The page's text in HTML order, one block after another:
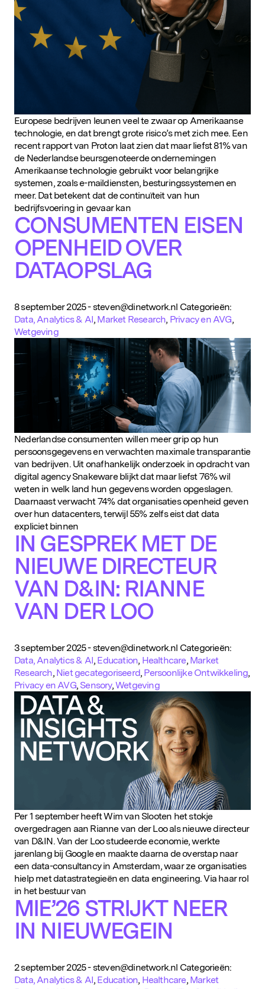
Populaire zoekopdrachten
Europese bedrijven leunen veel te zwaar op Amerikaanse
technologie, en dat brengt grote risico’s met zich mee. Een
recent rapport van Proton laat zien dat maar liefst 81% van
de Nederlandse beursgenoteerde ondernemingen
Amerikaanse technologie gebruikt voor belangrijke
systemen, zoals e-maildiensten, besturingssystemen en
meer. Dat betekent dat de continuïteit van hun
bedrijfsvoering in gevaar kan
CONSUMENTEN EISEN
OPENHEID OVER
DATAOPSLAG
8 september 2025-steven@dinetwork.nl Categorieën:
Data, Analytics & AI, Market Research, Privacy en AVG,
Wetgeving
Nederlandse consumenten willen meer grip op hun
persoonsgegevens en verwachten maximale transparantie
van bedrijven. Uit onafhankelijk onderzoek in opdracht van
digital agency Snakeware blijkt dat maar liefst 76% wil
weten in welk land hun gegevens worden opgeslagen.
Daarnaast verwacht 74% dat organisaties openheid geven
over hun datacenters, terwijl 55% zelfs eist dat data
expliciet binnen
IN GESPREK MET DE
NIEUWE DIRECTEUR
VAN D&IN: RIANNE
VAN DER LOO
3 september 2025-steven@dinetwork.nl Categorieën:
Data, Analytics & AI, Education, Healthcare, Market
Research, Niet gecategoriseerd, Persoonlijke Ontwikkeling,
Privacy en AVG, Sensory,Wetgeving
Per 1 september heeft Wim van Slooten het stokje
overgedragen aan Rianne van der Loo als nieuwe directeur
van D&IN. Van der Loo studeerde economie, werkte
jarenlang bij Google en maakte daarna de overstap naar
een data-consultancy in Amsterdam, waar ze organisaties
hielp met datastrategieën en data engineering. Via haar rol
in het bestuur van
MIE’26 STRIJKT NEER
IN NIEUWEGEIN
2 september 2025-steven@dinetwork.nl Categorieën:
Data, Analytics & AI, Education, Healthcare, Market